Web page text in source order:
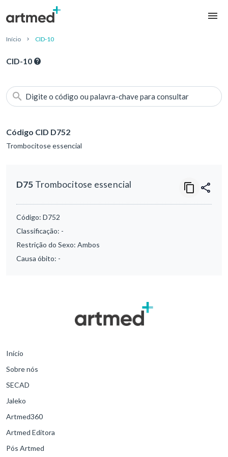
Início CID-10
CID-10
Digite o código ou palavra-chave para consultar
Código CID D752
Trombocitose essencial
D75 Trombocitose essencial
Código: D752
Classificação: -
Restrição do Sexo: Ambos
Causa óbito: -
Início
Sobre nós
SECAD
Jaleko
Artmed360
Artmed Editora
Pós Artmed